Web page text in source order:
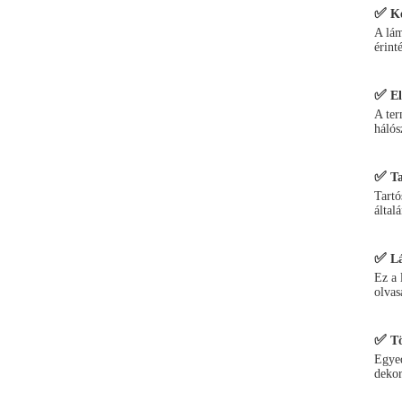
✅
A
✅
A
✅
✅
Ez a
✅